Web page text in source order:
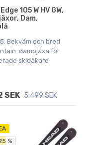
105 W HV GW,
Dam,
Bekväm och bred
dampjäxa för
skidåkare
SEK 5.499 SEK
%